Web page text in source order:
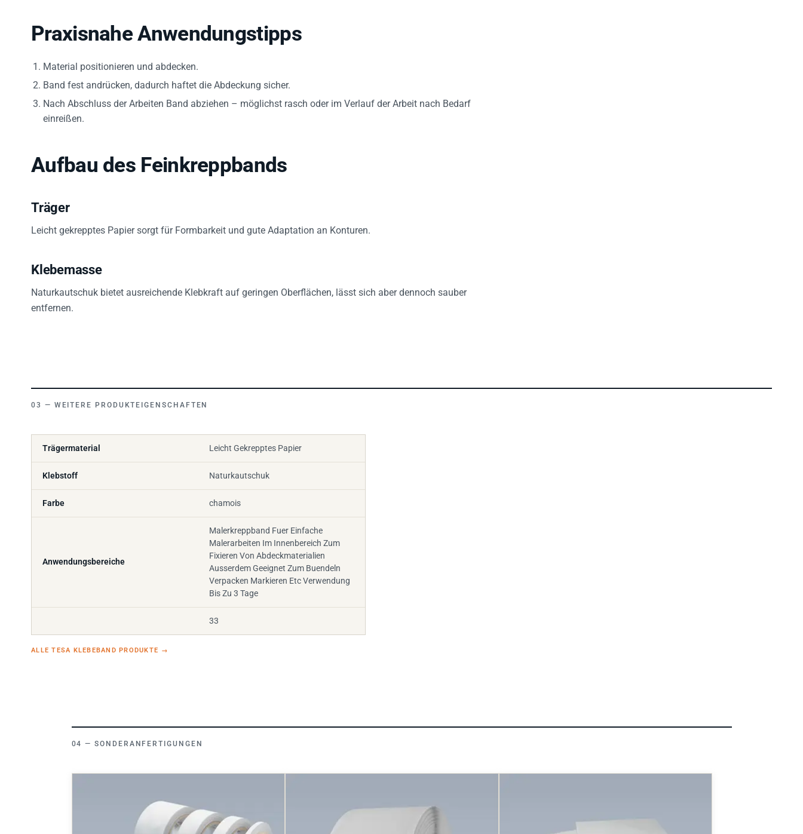
Praxisnahe Anwendungstipps
Material positionieren und abdecken.
Band fest andrücken, dadurch haftet die Abdeckung sicher.
Nach Abschluss der Arbeiten Band abziehen – möglichst rasch oder im Verlauf der Arbeit nach Bedarf
einreißen.
Aufbau des Feinkreppbands
Träger
Leicht gekrepptes Papier sorgt für Formbarkeit und gute Adaptation an Konturen.
Klebemasse
Naturkautschuk bietet ausreichende Klebkraft auf geringen Oberflächen, lässt sich aber dennoch sauber
entfernen.
WEITERE PRODUKTEIGENSCHAFTEN
Trägermaterial Leicht Gekrepptes Papier
Klebstoff Naturkautschuk
Farbe chamois
Anwendungsbereiche
Malerkreppband Fuer Einfache
Malerarbeiten Im Innenbereich Zum
Fixieren Von Abdeckmaterialien
Ausserdem Geeignet Zum Buendeln
Verpacken Markieren Etc Verwendung
Bis Zu 3 Tage
33
ALLE TESA KLEBEBAND PRODUKTE →
SONDERANFERTIGUNGEN